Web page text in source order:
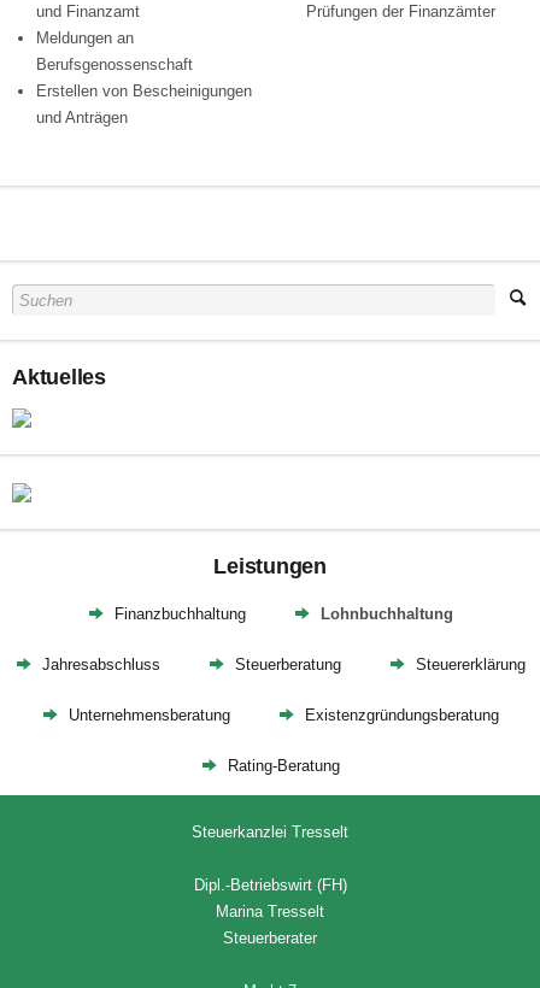
und Finanzamt
Meldungen an
Berufsgenossenschaft
Erstellen von Bescheinigungen
und Anträgen
Prüfungen der Finanzämter
Aktuelles
Leistungen
Finanzbuchhaltung Lohnbuchhaltung
Jahresabschluss Steuerberatung Steuererklärung
Unternehmensberatung Existenzgründungsberatung
Rating-Beratung
Steuerkanzlei Tresselt
Dipl.-Betriebswirt (FH)
Marina Tresselt
Steuerberater